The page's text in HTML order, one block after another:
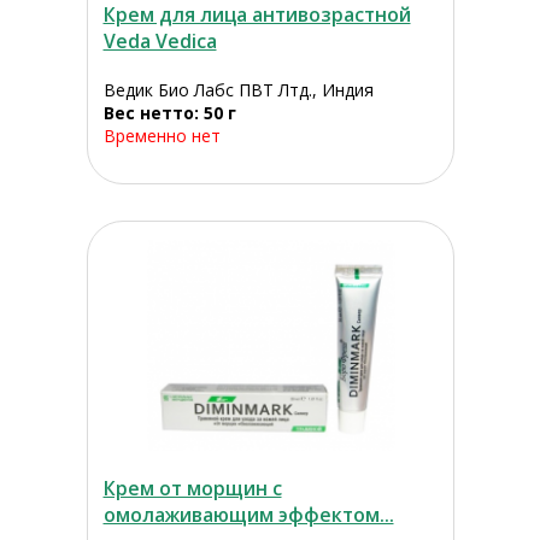
Крем для лица антивозрастной
Veda Vedica
Ведик Био Лабс ПВТ Лтд., Индия
Вес нетто: 50 г
Временно нет
Крем от морщин с
омолаживающим эффектом...